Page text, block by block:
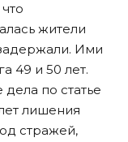
жители
Ими
49 и 50 лет.
по статье
лишения
стражей,